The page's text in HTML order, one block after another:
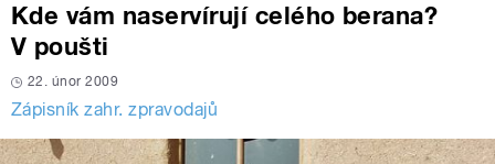
Kde vám naservírují celého berana?
V poušti
22. únor 2009
Zápisník zahr. zpravodajů